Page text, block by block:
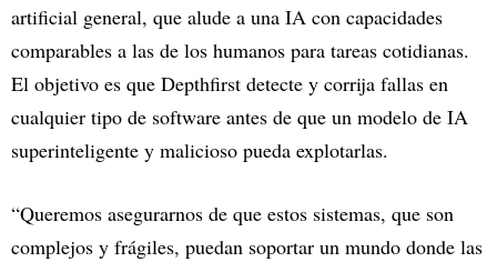
artificial general, que alude a una IA con capacidades
comparables a las de los humanos para tareas cotidianas.
El objetivo es que Depthfirst detecte y corrija fallas en
cualquier tipo de software antes de que un modelo de IA
superinteligente y malicioso pueda explotarlas.
“Queremos asegurarnos de que estos sistemas, que son
complejos y frágiles, puedan soportar un mundo donde las